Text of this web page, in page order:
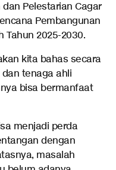
Pelestarian Cagar
Pembangunan
Tahun 2025-2030.
kita bahas secara
tenaga ahli
bisa bermanfaat
menjadi perda
dengan
masalah